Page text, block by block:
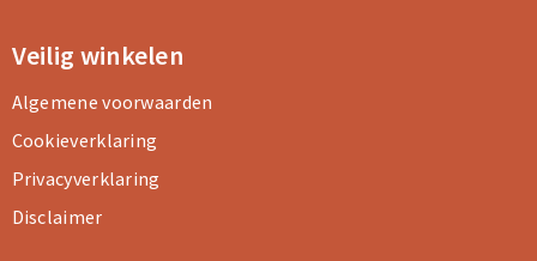
Veilig winkelen
Algemene voorwaarden
Cookieverklaring
Privacyverklaring
Disclaimer